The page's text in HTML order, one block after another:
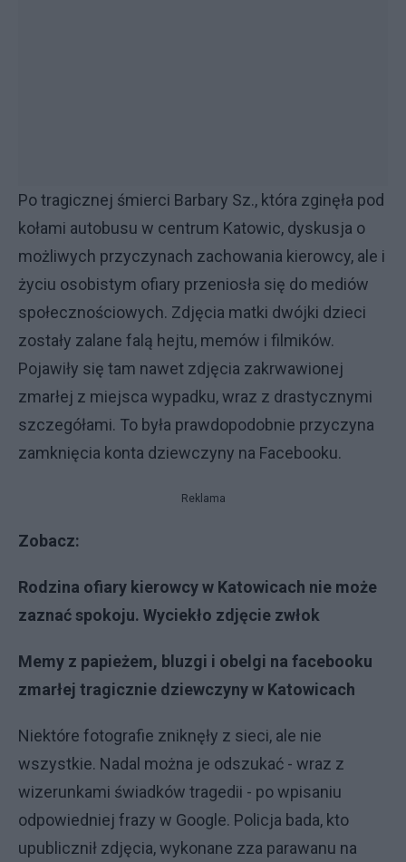
Po tragicznej śmierci Barbary Sz., która zginęła pod
kołami autobusu w centrum Katowic, dyskusja o
możliwych przyczynach zachowania kierowcy, ale i
życiu osobistym ofiary przeniosła się do mediów
społecznościowych. Zdjęcia matki dwójki dzieci
zostały zalane falą hejtu, memów i filmików.
Pojawiły się tam nawet zdjęcia zakrwawionej
zmarłej z miejsca wypadku, wraz z drastycznymi
szczegółami. To była prawdopodobnie przyczyna
zamknięcia konta dziewczyny na Facebooku.
Reklama
Zobacz:
Rodzina ofiary kierowcy w Katowicach nie może
zaznać spokoju. Wyciekło zdjęcie zwłok
Memy z papieżem, bluzgi i obelgi na facebooku
zmarłej tragicznie dziewczyny w Katowicach
Niektóre fotografie zniknęły z sieci, ale nie
wszystkie. Nadal można je odszukać - wraz z
wizerunkami świadków tragedii - po wpisaniu
odpowiedniej frazy w Google. Policja bada, kto
upublicznił zdjęcia, wykonane zza parawanu na